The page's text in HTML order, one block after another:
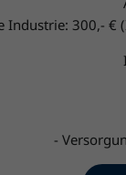
Industrie: 300,-
-